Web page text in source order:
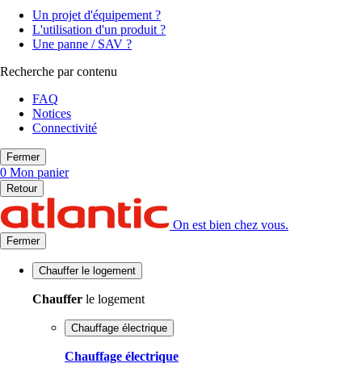
Un projet d'équipement ?
L'utilisation d'un produit ?
Une panne / SAV ?
Recherche par contenu
FAQ
Notices
Connectivité
Fermer
0 Mon panier
Retour
On est bien chez vous.
Fermer
Chauffer le logement
Chauffer le logement
Chauffage électrique
Chauffage électrique